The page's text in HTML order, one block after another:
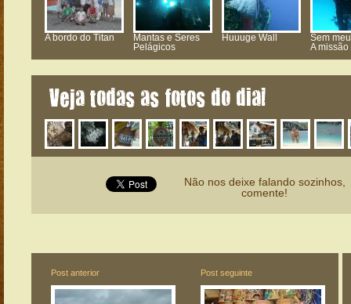
A bordo do Titan
Mantas e Seres
Pelágicos
Huuuge Wall
Sem
A missão
Veja todas as fotos do dia!
Não nos deixe falando sozinhos,
comente!
Post anterior Post seguinte